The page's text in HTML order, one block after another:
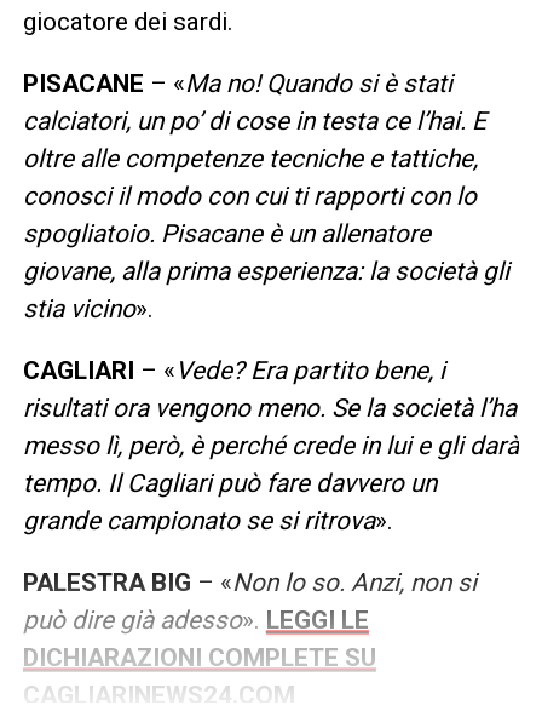
giocatore dei sardi.
PISACANE – «Ma no! Quando si è stati
calciatori, un po’ di cose in testa ce l’hai. E
oltre alle competenze tecniche e tattiche,
conosci il modo con cui ti rapporti con lo
spogliatoio. Pisacane è un allenatore
giovane, alla prima esperienza: la società gli
stia vicino».
CAGLIARI – « Vede? Era partito bene, i
risultati ora vengono meno. Se la società l’ha
messo lì, però, è perché crede in lui e gli darà
tempo. Il Cagliari può fare davvero un
grande campionato se si ritrova».
PALESTRA BIG – «Non lo so. Anzi, non si
può dire già adesso». LEGGI LE
DICHIARAZIONI COMPLETE SU
CAGLIARINEWS24.COM